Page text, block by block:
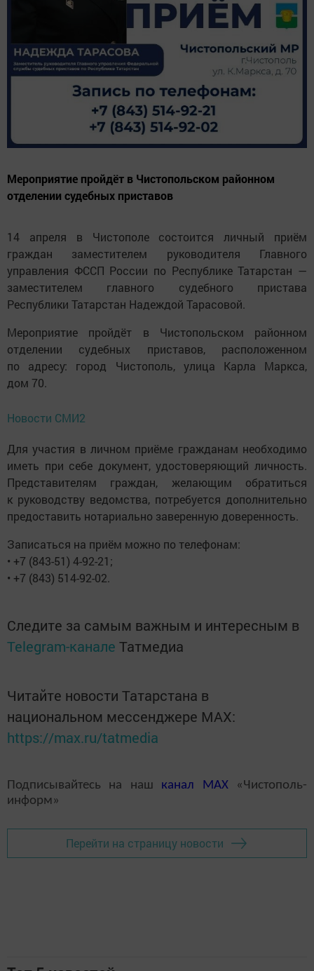
Мероприятие пройдёт в Чистопольском районном
отделении судебных приставов
14 апреля в Чистополе состоится личный приём
граждан заместителем руководителя Главного
управления ФССП России по Республике Татарстан —
заместителем главного судебного пристава
Республики Татарстан Надеждой Тарасовой.
Мероприятие пройдёт в Чистопольском районном
отделении судебных приставов, расположенном
по адресу: город Чистополь, улица Карла Маркса,
дом 70.
Новости СМИ2
Для участия в личном приёме гражданам необходимо
иметь при себе документ, удостоверяющий личность.
Представителям граждан, желающим обратиться
к руководству ведомства, потребуется дополнительно
предоставить нотариально заверенную доверенность.
Записаться на приём можно по телефонам:
• +7 (843-51) 4-92-21;
• +7 (843) 514-92-02.
Следите за самым важным и интересным в
Telegram-канале Татмедиа
Читайте новости Татарстана в
национальном мессенджере MАХ:
https://max.ru/tatmedia
Подписывайтесь на наш канал MAX«Чистополь-
информ»
Перейти на страницу новости